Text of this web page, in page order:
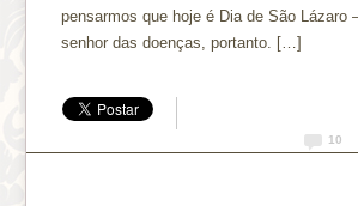
pensarmos que hoje é Dia de São Lázaro
senhor das doenças, portanto. […]
10